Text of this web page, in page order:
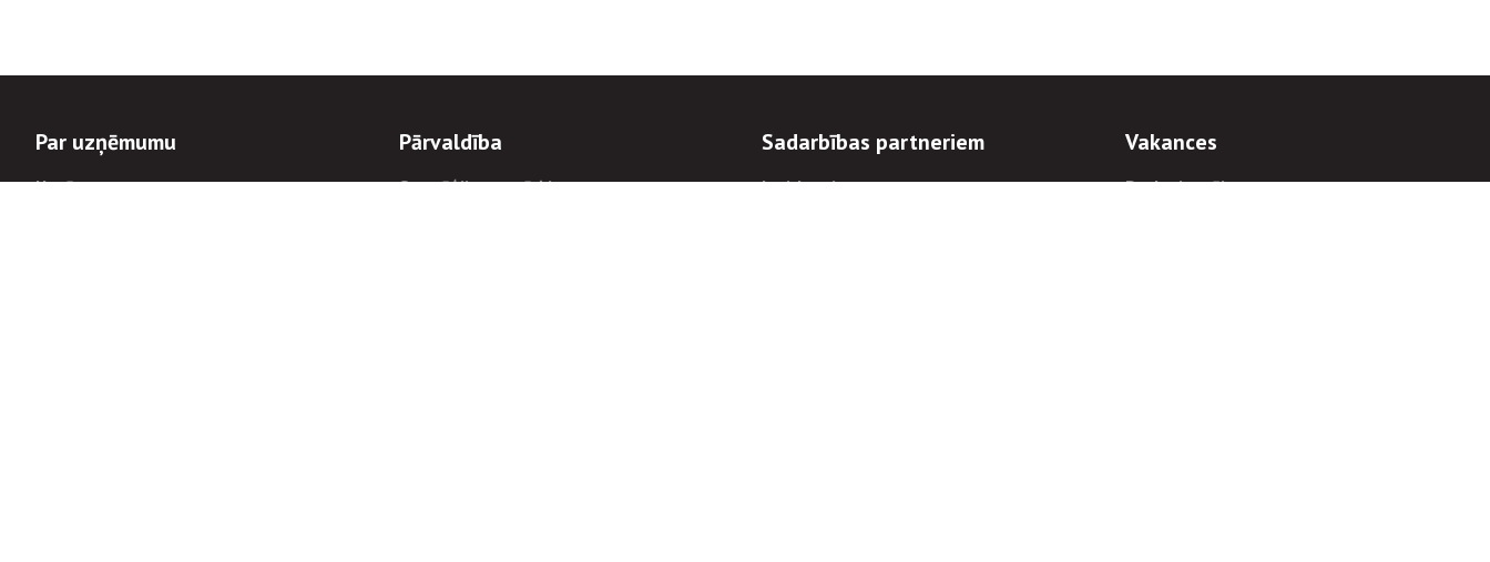
Par uzņēmumu
Uzņēmums
Pārvaldība
Stratēģija un mērķi
Sadarbības partneriem
Iepirkumi
Vakances
Darba iespējas